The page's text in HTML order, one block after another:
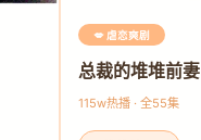
💋 虐恋爽剧
总裁的堆堆前妻
115w热播 · 全55集